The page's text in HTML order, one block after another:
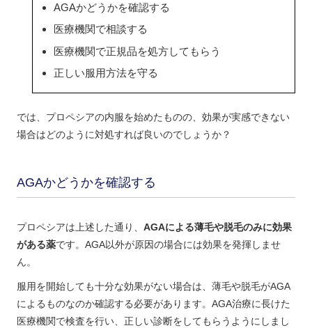
AGAかどうかを確認する
医療機関で相談する
医療機関で正規品を処方してもらう
正しい服用方法を守る
では、プロペシアの内服を始めたものの、効果が実感できない
場合はどのように対処すれば良いのでしょうか？
AGAかどうかを確認する
プロペシアは上述した通り、 AGAによる薄毛や脱毛のみに効果
がある薬です。AGA以外が原因の場合には効果を発揮しませ
ん。
服用を開始しても十分な効果がない場合は、薄毛や脱毛がAGA
によるものなのか確認する必要があります。AGA治療に長けた
医療機関で検査を行い、正しい診断をしてもらうようにしまし